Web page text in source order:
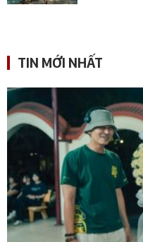
TIN MỚI NHẤT